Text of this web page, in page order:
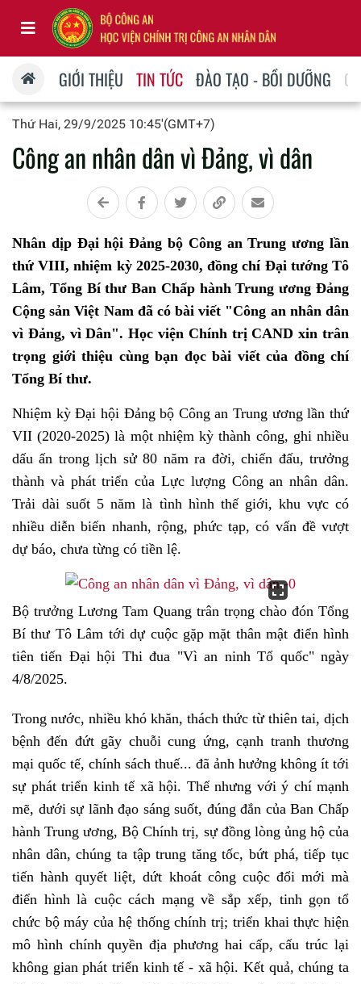
GIỚI THIỆU TIN TỨC ĐÀO TẠO - BỒI DƯỠNG
Thứ Hai, 29/9/2025 10:45'(GMT+7)
Công an nhân dân vì Đảng, vì dân
Nhân dịp Đại hội Đảng bộ Công an Trung ương lần
thứ VIII, nhiệm kỳ 2025-2030, đồng chí Đại tướng Tô
Lâm, Tổng Bí thư Ban Chấp hành Trung ương Đảng
Cộng sản Việt Nam đã có bài viết "Công an nhân dân
vì Đảng, vì Dân". Học viện Chính trị CAND xin trân
trọng giới thiệu cùng bạn đọc bài viết của đồng chí
Tổng Bí thư.
Nhiệm kỳ Đại hội Đảng bộ Công an Trung ương lần thứ
VII (2020-2025) là một nhiệm kỳ thành công, ghi nhiều
dấu ấn trong lịch sử 80 năm ra đời, chiến đấu, trưởng
thành và phát triển của Lực lượng Công an nhân dân.
Trải dài suốt 5 năm là tình hình thế giới, khu vực có
nhiều diễn biến nhanh, rộng, phức tạp, có vấn đề vượt
dự báo, chưa từng có tiền lệ.
Bộ trưởng Lương Tam Quang trân trọng chào đón Tổng
Bí thư Tô Lâm tới dự cuộc gặp mặt thân mật điển hình
tiên tiến Đại hội Thi đua "Vì an ninh Tổ quốc" ngày
4/8/2025.
Trong nước, nhiều khó khăn, thách thức từ thiên tai, dịch
bệnh đến đứt gãy chuỗi cung ứng, cạnh tranh thương
mại quốc tế, chính sách thuế... đã ảnh hưởng không ít tới
sự phát triển kinh tế xã hội. Thế nhưng với ý chí mạnh
mẽ, dưới sự lãnh đạo sáng suốt, đúng đắn của Ban Chấp
hành Trung ương, Bộ Chính trị, sự đồng lòng ủng hộ của
nhân dân, chúng ta tập trung tăng tốc, bứt phá, tiếp tục
tiến hành quyết liệt, dứt khoát công cuộc đổi mới mà
điển hình là cuộc cách mạng về sắp xếp, tinh gọn tổ
chức bộ máy của hệ thống chính trị; triển khai thực hiện
mô hình chính quyền địa phương hai cấp, cấu trúc lại
không gian phát triển kinh tế - xã hội. Kết quả, chúng ta